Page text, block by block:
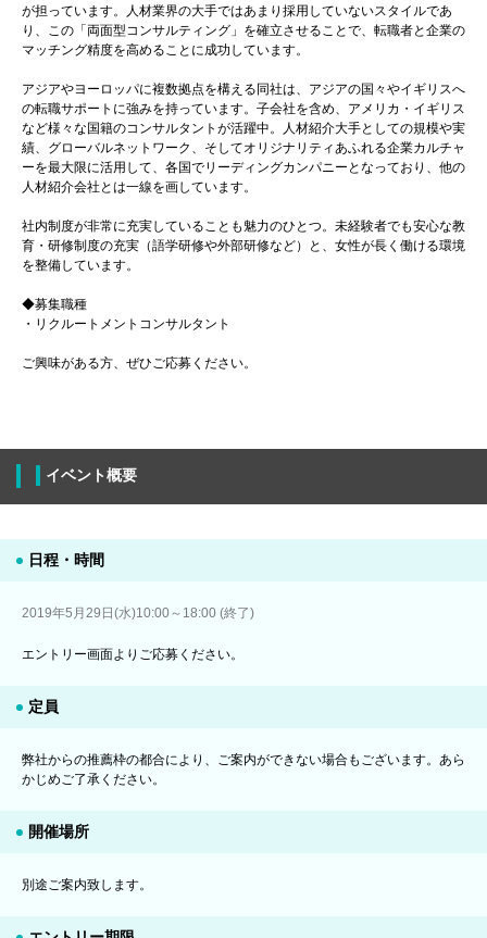
が担っています。人材業界の大手ではあまり採用していないスタイルであ
り、この「両面型コンサルティング」を確立させることで、転職者と企業の
マッチング精度を高めることに成功しています。
アジアやヨーロッパに複数拠点を構える同社は、アジアの国々やイギリスへ
の転職サポートに強みを持っています。子会社を含め、アメリカ・イギリス
など様々な国籍のコンサルタントが活躍中。人材紹介大手としての規模や実
績、グローバルネットワーク、そしてオリジナリティあふれる企業カルチャ
ーを最大限に活用して、各国でリーディングカンパニーとなっており、他の
人材紹介会社とは一線を画しています。
社内制度が非常に充実していることも魅力のひとつ。未経験者でも安心な教
育・研修制度の充実（語学研修や外部研修など）と、女性が長く働ける環境
を整備しています。
◆募集職種
・リクルートメントコンサルタント
ご興味がある方、ぜひご応募ください。
イベント概要
日程・時間
2019年5月29日(水)10:00～18:00 (終了)
エントリー画面よりご応募ください。
定員
弊社からの推薦枠の都合により、ご案内ができない場合もございます。あら
かじめご了承ください。
開催場所
別途ご案内致します。